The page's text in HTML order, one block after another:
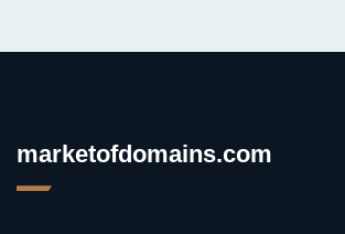
marketofdomains.com